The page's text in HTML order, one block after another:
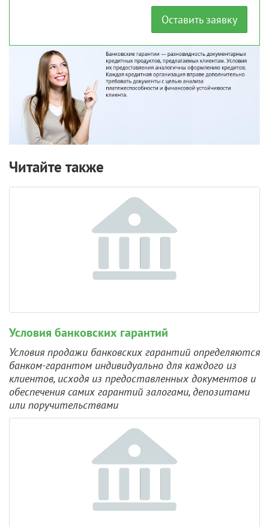
Оставить заявку
Читайте также
Условия банковских гарантий
Условия продажи банковских гарантий определяются
банком-гарантом индивидуально для каждого из
клиентов, исходя из предоставленных документов и
обеспечения самих гарантий залогами, депозитами
или поручительствами